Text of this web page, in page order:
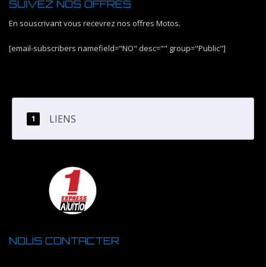
SUIVEZ NOS OFFRES
En souscrivant vous recevrez nos offres Motos.
[email-subscribers namefield="NO" desc="" group="Public"]
LIENS
NOUS CONTACTER